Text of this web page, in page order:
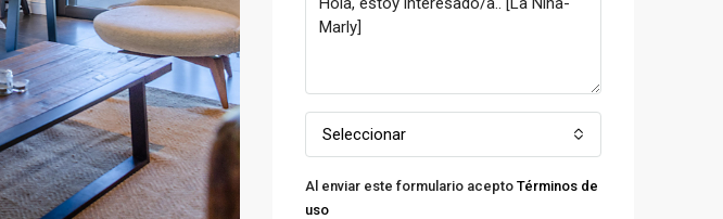
Seleccionar
Al enviar este formulario acepto Términos de
uso